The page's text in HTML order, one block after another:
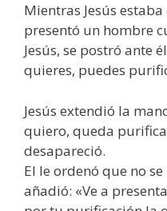
Mientras Jesús
presentó un hombre
Jesús, se postró ante
quieres, puedes
Jesús extendió la
quiero, queda
desapareció.
El le ordenó que no
añadió: «Ve a